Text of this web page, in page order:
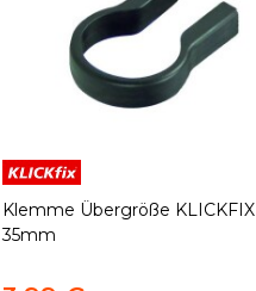
Klemme Übergröße KLICKFIX
35mm